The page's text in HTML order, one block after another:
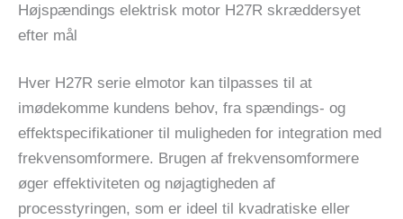
Højspændings elektrisk motor H27R skræddersyet
efter mål
Hver H27R serie elmotor kan tilpasses til at
imødekomme kundens behov, fra spændings- og
effektspecifikationer til muligheden for integration med
frekvensomformere. Brugen af ​​frekvensomformere
øger effektiviteten og nøjagtigheden af ​​
processtyringen, som er ideel til kvadratiske eller